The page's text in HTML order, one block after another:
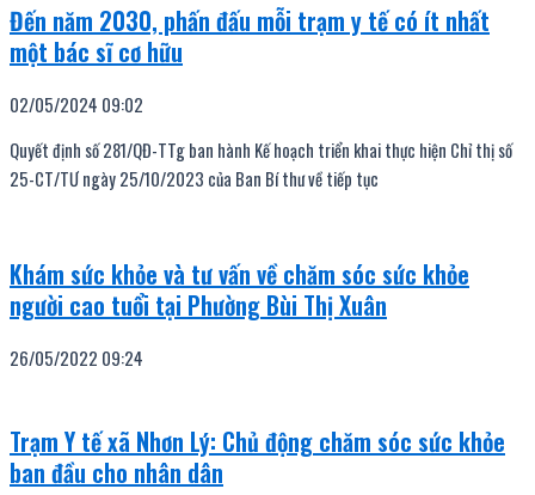
Đến năm 2030, phấn đấu mỗi trạm y tế có ít nhất
một bác sĩ cơ hữu
02/05/2024 09:02
Quyết định số 281/QĐ-TTg ban hành Kế hoạch triển khai thực hiện Chỉ thị số
25-CT/TƯ ngày 25/10/2023 của Ban Bí thư về tiếp tục
Khám sức khỏe và tư vấn về chăm sóc sức khỏe
người cao tuổi tại Phường Bùi Thị Xuân
26/05/2022 09:24
Trạm Y tế xã Nhơn Lý: Chủ động chăm sóc sức khỏe
ban đầu cho nhân dân